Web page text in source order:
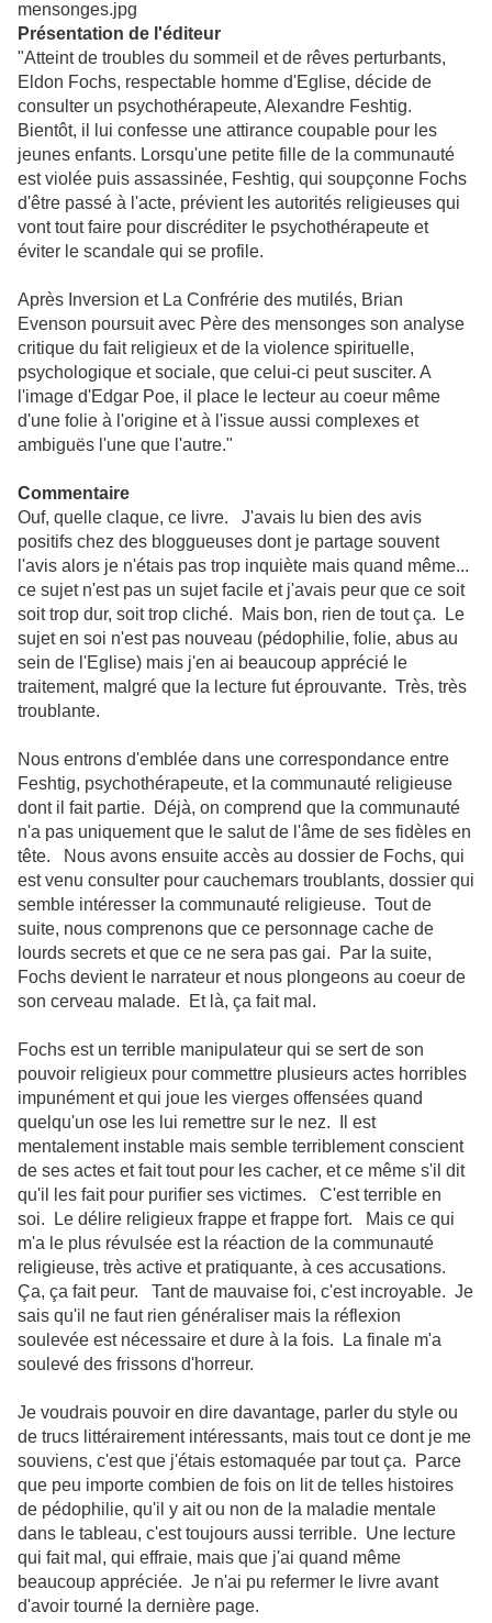
Présentation de l'éditeur
"Atteint de troubles du sommeil et de rêves perturbants,
Eldon Fochs, respectable homme d'Eglise, décide de
consulter un psychothérapeute, Alexandre Feshtig.
Bientôt, il lui confesse une attirance coupable pour les
jeunes enfants. Lorsqu'une petite fille de la communauté
est violée puis assassinée, Feshtig, qui soupçonne Fochs
d'être passé à l'acte, prévient les autorités religieuses qui
vont tout faire pour discréditer le psychothérapeute et
éviter le scandale qui se profile.
Après Inversion et La Confrérie des mutilés, Brian
Evenson poursuit avec Père des mensonges son analyse
critique du fait religieux et de la violence spirituelle,
psychologique et sociale, que celui-ci peut susciter. A
l'image d'Edgar Poe, il place le lecteur au coeur même
d'une folie à l'origine et à l'issue aussi complexes et
ambiguës l'une que l'autre."
Commentaire
Ouf, quelle claque, ce livre. J'avais lu bien des avis
positifs chez des bloggueuses dont je partage souvent
l'avis alors je n'étais pas trop inquiète mais quand même...
ce sujet n'est pas un sujet facile et j'avais peur que ce soit
soit trop dur, soit trop cliché. Mais bon, rien de tout ça. Le
sujet en soi n'est pas nouveau (pédophilie, folie, abus au
sein de l'Eglise) mais j'en ai beaucoup apprécié le
traitement, malgré que la lecture fut éprouvante. Très, très
troublante.
Nous entrons d'emblée dans une correspondance entre
Feshtig, psychothérapeute, et la communauté religieuse
dont il fait partie. Déjà, on comprend que la communauté
n'a pas uniquement que le salut de l'âme de ses fidèles en
tête. Nous avons ensuite accès au dossier de Fochs, qui
est venu consulter pour cauchemars troublants, dossier qui
semble intéresser la communauté religieuse. Tout de
suite, nous comprenons que ce personnage cache de
lourds secrets et que ce ne sera pas gai. Par la suite,
Fochs devient le narrateur et nous plongeons au coeur de
son cerveau malade. Et là, ça fait mal.
Fochs est un terrible manipulateur qui se sert de son
pouvoir religieux pour commettre plusieurs actes horribles
impunément et qui joue les vierges offensées quand
quelqu'un ose les lui remettre sur le nez. Il est
mentalement instable mais semble terriblement conscient
de ses actes et fait tout pour les cacher, et ce même s'il dit
qu'il les fait pour purifier ses victimes. C'est terrible en
soi. Le délire religieux frappe et frappe fort. Mais ce qui
m'a le plus révulsée est la réaction de la communauté
religieuse, très active et pratiquante, à ces accusations.
Ça, ça fait peur. Tant de mauvaise foi, c'est incroyable. Je
sais qu'il ne faut rien généraliser mais la réflexion
soulevée est nécessaire et dure à la fois. La finale m'a
soulevé des frissons d'horreur.
Je voudrais pouvoir en dire davantage, parler du style ou
de trucs littérairement intéressants, mais tout ce dont je me
souviens, c'est que j'étais estomaquée par tout ça. Parce
que peu importe combien de fois on lit de telles histoires
de pédophilie, qu'il y ait ou non de la maladie mentale
dans le tableau, c'est toujours aussi terrible. Une lecture
qui fait mal, qui effraie, mais que j'ai quand même
beaucoup appréciée. Je n'ai pu refermer le livre avant
d'avoir tourné la dernière page.